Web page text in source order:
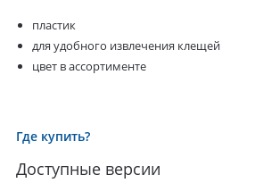
пластик
для удобного извлечения клещей
цвет в ассортименте
Где купить?
Доступные версии